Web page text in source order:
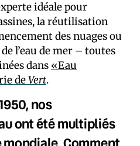
idéale pour
la réutilisation
des nuages ou
l’eau de mer – toutes
dans «Eau
deVert.
nos
ont été multipliés